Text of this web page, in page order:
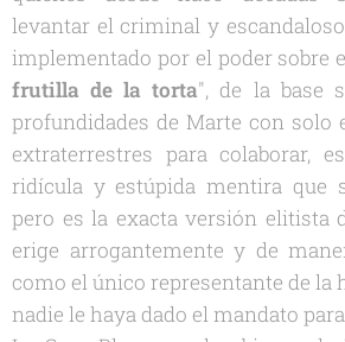
levantar el criminal y
implementado por el poder sobre
frutilla de la torta", de la base
profundidades de Marte con solo
extraterrestres para colaborar,
ridícula y estúpida mentira que
pero es la exacta versión elitista
erige arrogantemente y de
como el único representante de la
nadie le haya dado el mandato